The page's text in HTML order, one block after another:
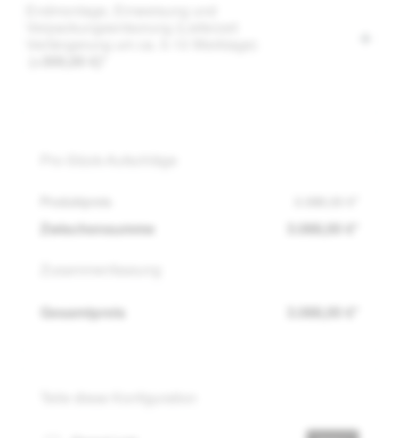
Zwischensumme
3.088,00 €*
Gesamtpreis 3.088,00 €*